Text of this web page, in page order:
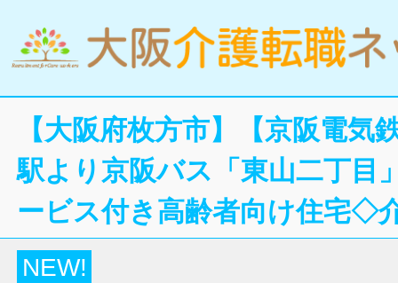
【大阪府枚方市】【京阪電気
駅より京阪バス「東山二丁目
ービス付き高齢者向け住宅◇
NEW!